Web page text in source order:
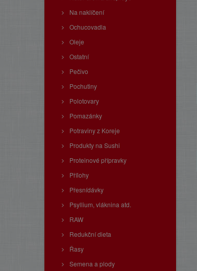
Na naklíčení
Ochucovadla
Oleje
Ostatní
Pečivo
Pochutiny
Polotovary
Pomazánky
Potraviny z Koreje
Produkty na Sushi
Proteinové přípravky
Přílohy
Přesnídávky
Psyllium, vláknina atd.
RAW
Redukční dieta
Řasy
Semena a plody